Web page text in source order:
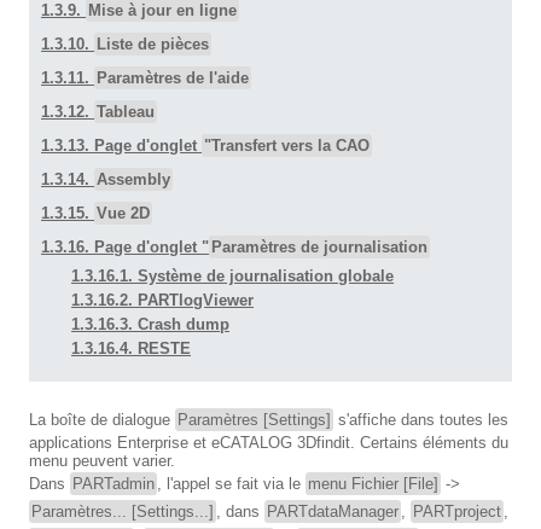
1.3.9. Mise à jour en ligne
1.3.10. Liste de pièces
1.3.11. Paramètres de l'aide
1.3.12. Tableau
1.3.13. Page d'onglet "Transfert vers la CAO
1.3.14. Assembly
1.3.15. Vue 2D
1.3.16. Page d'onglet " Paramètres de journalisation
1.3.16.1. Système de journalisation globale
1.3.16.2. PARTlogViewer
1.3.16.3. Crash dump
1.3.16.4. RESTE
La boîte de dialogue Paramètres [Settings] s'affiche dans toutes les
applications Enterprise et eCATALOG 3Dfindit. Certains éléments du
menu peuvent varier.
Dans PARTadmin , l'appel se fait via le menu Fichier [File] ->
Paramètres... [Settings...] , dans PARTdataManager , PARTproject ,